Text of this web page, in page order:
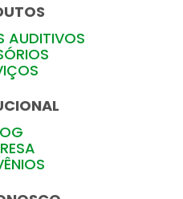
AUDITIVOS